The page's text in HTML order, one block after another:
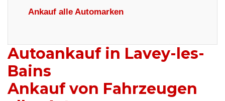
Ankauf alle Automarken
Autoankauf in Lavey-les-
Bains
Ankauf von Fahrzeugen